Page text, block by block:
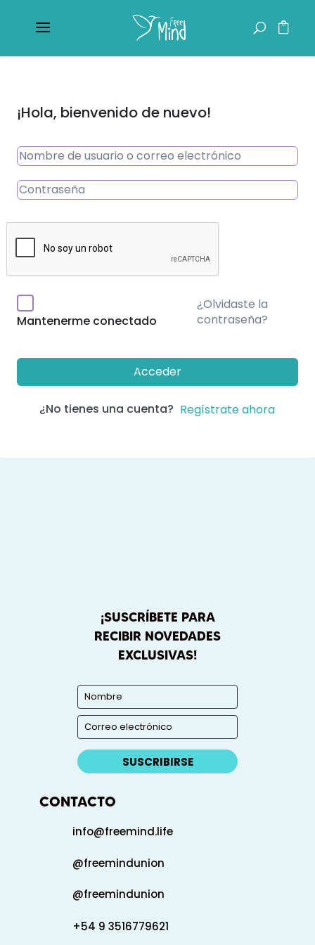
¡Hola, bienvenido de nuevo!
Mantenerme conectado
¿Olvidaste la
contraseña?
Acceder
¿No tienes una cuenta? Regístrate ahora
¡SUSCRÍBETE PARA
RECIBIR NOVEDADES
EXCLUSIVAS!
SUSCRIBIRSE
CONTACTO
info@freemind.life
@freemindunion
@freemindunion
+54 9 3516779621